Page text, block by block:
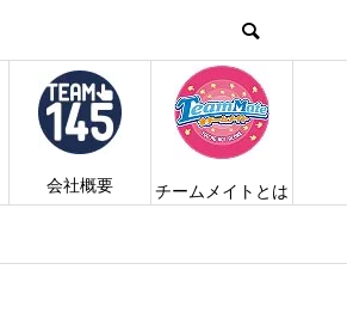
会社概要 チームメイトとは